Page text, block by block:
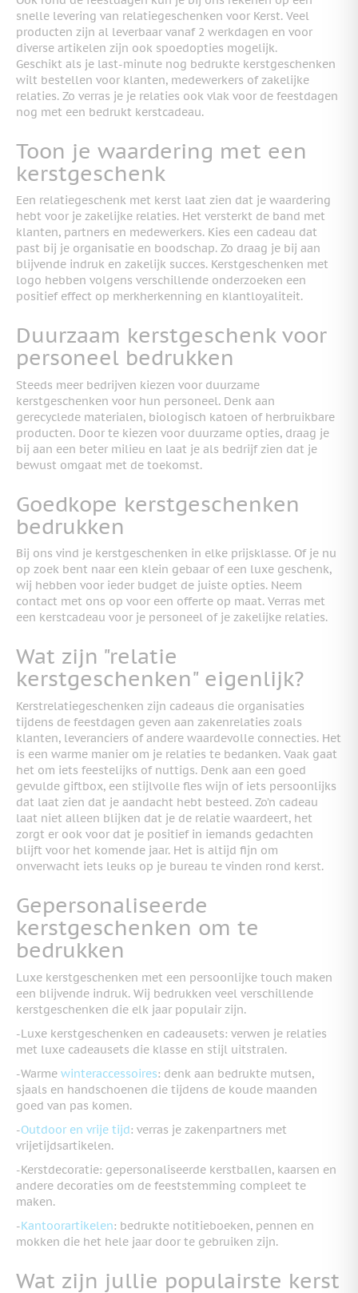
snelle levering van relatiegeschenken voor Kerst. Veel
producten zijn al leverbaar vanaf 2 werkdagen en voor
diverse artikelen zijn ook spoedopties mogelijk.
Geschikt als je last-minute nog bedrukte kerstgeschenken
wilt bestellen voor klanten, medewerkers of zakelijke
relaties. Zo verras je je relaties ook vlak voor de feestdagen
nog met een bedrukt kerstcadeau.
Toon je waardering met een
kerstgeschenk
Een relatiegeschenk met kerst laat zien dat je waardering
hebt voor je zakelijke relaties. Het versterkt de band met
klanten, partners en medewerkers. Kies een cadeau dat
past bij je organisatie en boodschap. Zo draag je bij aan
blijvende indruk en zakelijk succes. Kerstgeschenken met
logo hebben volgens verschillende onderzoeken een
positief effect op merkherkenning en klantloyaliteit.
Duurzaam kerstgeschenk voor
personeel bedrukken
Steeds meer bedrijven kiezen voor duurzame
kerstgeschenken voor hun personeel. Denk aan
gerecyclede materialen, biologisch katoen of herbruikbare
producten. Door te kiezen voor duurzame opties, draag je
bij aan een beter milieu en laat je als bedrijf zien dat je
bewust omgaat met de toekomst.
Goedkope kerstgeschenken
bedrukken
Bij ons vind je kerstgeschenken in elke prijsklasse. Of je nu
op zoek bent naar een klein gebaar of een luxe geschenk,
wij hebben voor ieder budget de juiste opties. Neem
contact met ons op voor een offerte op maat. Verras met
een kerstcadeau voor je personeel of je zakelijke relaties.
Wat zijn "relatie
kerstgeschenken" eigenlijk?
Kerstrelatiegeschenken zijn cadeaus die organisaties
tijdens de feestdagen geven aan zakenrelaties zoals
klanten, leveranciers of andere waardevolle connecties. Het
is een warme manier om je relaties te bedanken. Vaak gaat
het om iets feestelijks of nuttigs. Denk aan een goed
gevulde giftbox, een stijlvolle fles wijn of iets persoonlijks
dat laat zien dat je aandacht hebt besteed. Zo’n cadeau
laat niet alleen blijken dat je de relatie waardeert, het
zorgt er ook voor dat je positief in iemands gedachten
blijft voor het komende jaar. Het is altijd fijn om
onverwacht iets leuks op je bureau te vinden rond kerst.
Gepersonaliseerde
kerstgeschenken om te
bedrukken
Luxe kerstgeschenken met een persoonlijke touch maken
een blijvende indruk. Wij bedrukken veel verschillende
kerstgeschenken die elk jaar populair zijn.
-Luxe kerstgeschenken en cadeausets: verwen je relaties
met luxe cadeausets die klasse en stijl uitstralen.
-Warme winteraccessoires: denk aan bedrukte mutsen,
sjaals en handschoenen die tijdens de koude maanden
goed van pas komen.
-Outdoor en vrije tijd: verras je zakenpartners met
vrijetijdsartikelen.
-Kerstdecoratie: gepersonaliseerde kerstballen, kaarsen en
andere decoraties om de feeststemming compleet te
maken.
-Kantoorartikelen: bedrukte notitieboeken, pennen en
mokken die het hele jaar door te gebruiken zijn.
Wat zijn jullie populairste kerst